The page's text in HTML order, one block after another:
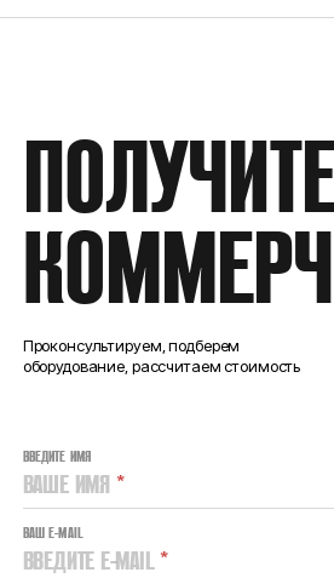
Проконсультируем, подберем
оборудование, рассчитаем стоимость
ВВЕДИТЕ ИМЯ
ВАШЕ ИМЯ *
ВАШ E-MAIL
ВВЕДИТЕ E-MAIL*